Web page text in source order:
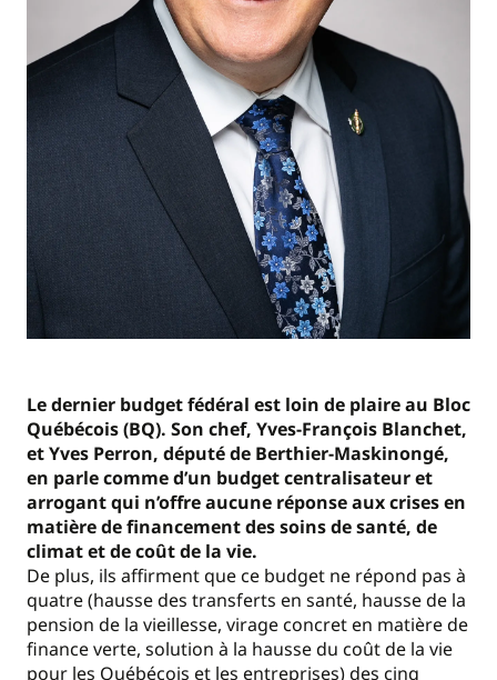
Le dernier budget fédéral est loin de plaire au Bloc
Québécois (BQ). Son chef, Yves-François Blanchet,
et Yves Perron, député de Berthier-Maskinongé,
en parle comme d’un budget centralisateur et
arrogant qui n’offre aucune réponse aux crises en
matière de financement des soins de santé, de
climat et de coût de la vie.
De plus, ils affirment que ce budget ne répond pas à
quatre (hausse des transferts en santé, hausse de la
pension de la vieillesse, virage concret en matière de
finance verte, solution à la hausse du coût de la vie
pour les Québécois et les entreprises) des cinq